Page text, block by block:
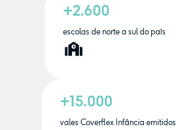
+2.600
escolas de norte a sul do país
+15.000
vales Coverflex Infância emitidos